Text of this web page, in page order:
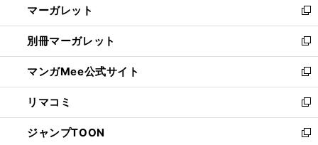
く
で
開
く
ド
ウ
で
開
く
い
ウ
ィ
ン
ド
ウ
で
開
く
マーガレット
新
し
い
ウ
ィ
ン
ド
ウ
で
別冊マーガレット
新
し
い
ウ
ィ
ン
ド
マンガMee公式サイト
新
し
い
ウ
ィ
リマコミ
新
し
い
ジャンプTOON
新